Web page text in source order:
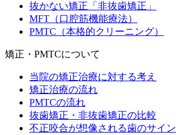
抜かない矯正「非抜歯矯正」
MFT（口腔筋機能療法）
PMTC（本格的クリーニング）
矯正・PMTCについて
当院の矯正治療に対する考え
矯正治療の流れ
PMTCの流れ
抜歯矯正・非抜歯矯正の比較
不正咬合が想像される歯のサイン